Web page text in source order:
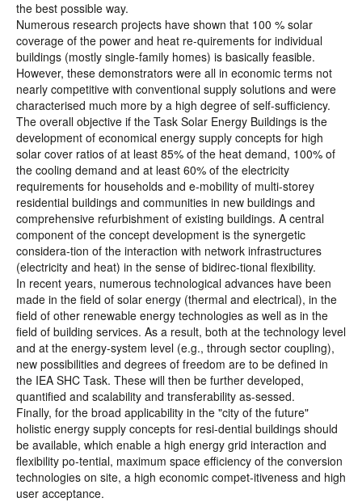
the best possible way.
Numerous research projects have shown that 100 % solar
coverage of the power and heat re-quirements for individual
buildings (mostly single-family homes) is basically feasible.
However, these demonstrators were all in economic terms not
nearly competitive with conventional supply solutions and were
characterised much more by a high degree of self-sufficiency.
The overall objective if the Task Solar Energy Buildings is the
development of economical energy supply concepts for high
solar cover ratios of at least 85% of the heat demand, 100% of
the cooling demand and at least 60% of the electricity
requirements for households and e-mobility of multi-storey
residential buildings and communities in new buildings and
comprehensive refurbishment of existing buildings. A central
component of the concept development is the synergetic
considera-tion of the interaction with network infrastructures
(electricity and heat) in the sense of bidirec-tional flexibility.
In recent years, numerous technological advances have been
made in the field of solar energy (thermal and electrical), in the
field of other renewable energy technologies as well as in the
field of building services. As a result, both at the technology level
and at the energy-system level (e.g., through sector coupling),
new possibilities and degrees of freedom are to be defined in
the IEA SHC Task. These will then be further developed,
quantified and scalability and transferability as-sessed.
Finally, for the broad applicability in the "city of the future"
holistic energy supply concepts for resi-dential buildings should
be available, which enable a high energy grid interaction and
flexibility po-tential, maximum space efficiency of the conversion
technologies on site, a high economic compet-itiveness and high
user acceptance.